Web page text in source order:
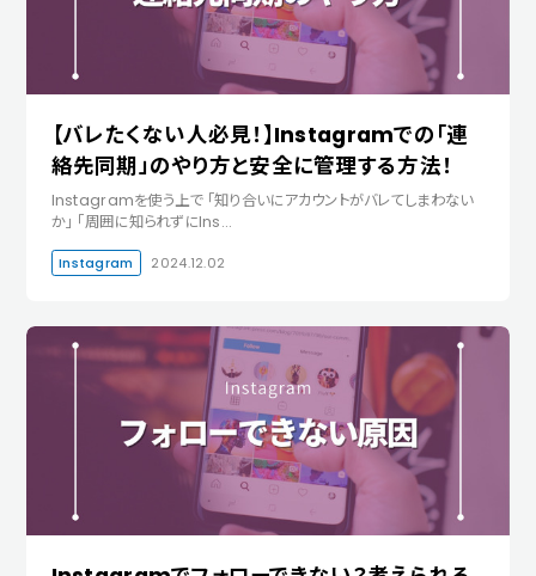
【バレたくない人必見！】Instagramでの「連
絡先同期」のやり方と安全に管理する方法！
Instagramを使う上で 「知り合いにアカウントがバレてしまわない
か」 「周囲に知られずにIns…
Instagram 2024.12.02